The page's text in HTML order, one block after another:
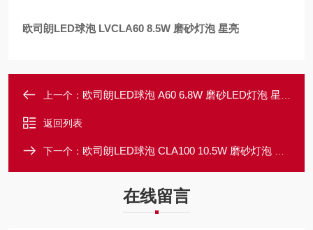
欧司朗LED球泡 LVCLA60 8.5W 磨砂灯泡 星亮
上一个： 欧司朗LED球泡 A60 6.8W 磨砂LED灯泡 星亮系列球泡
返回列表
下一个： 欧司朗LED球泡 CLA100 10.5W 磨砂灯泡 星亮LED球泡
在线留言